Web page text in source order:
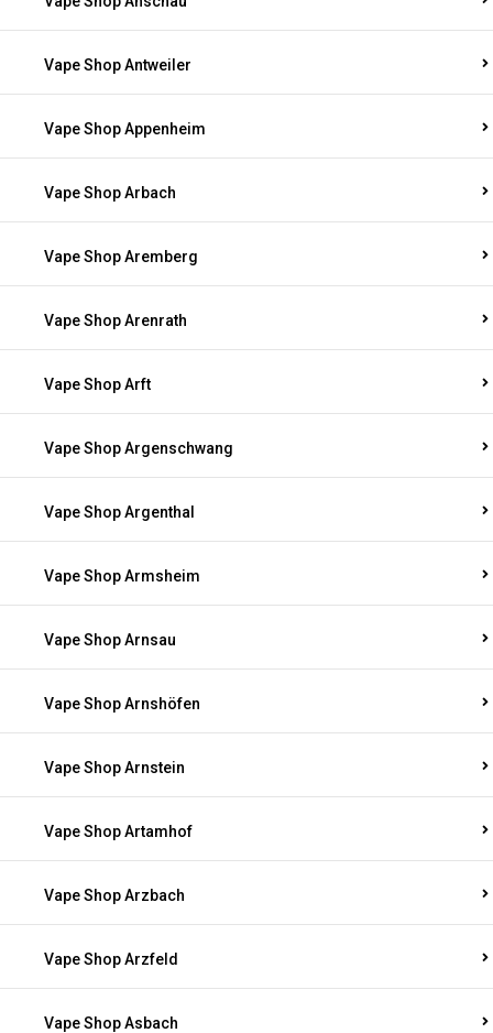
Vape Shop Antweiler
Vape Shop Appenheim
Vape Shop Arbach
Vape Shop Aremberg
Vape Shop Arenrath
Vape Shop Arft
Vape Shop Argenschwang
Vape Shop Argenthal
Vape Shop Armsheim
Vape Shop Arnsau
Vape Shop Arnshöfen
Vape Shop Arnstein
Vape Shop Artamhof
Vape Shop Arzbach
Vape Shop Arzfeld
Vape Shop Asbach